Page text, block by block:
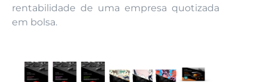
rentabilidade de uma empresa quotizada
em bolsa.